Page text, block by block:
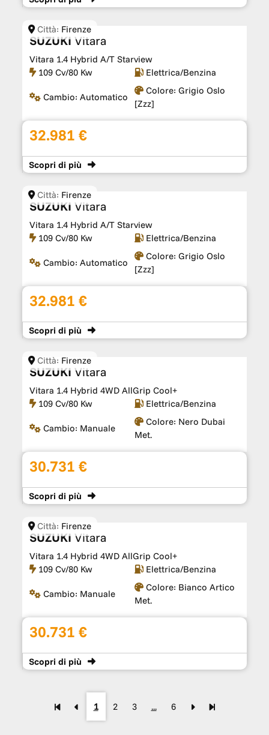
Città: Firenze
SUZUKI Vitara
Vitara 1.4 Hybrid A/T Starview
109 Cv/80 Kw
Elettrica/Benzina
Cambio: Automatico
Colore: Grigio Oslo
[zzz]
32.981 €
Scopri di più
Città: Firenze
SUZUKI Vitara
Vitara 1.4 Hybrid A/T Starview
109 Cv/80 Kw
Elettrica/Benzina
Cambio: Automatico
Colore: Grigio Oslo
[zzz]
32.981 €
Scopri di più
Città: Firenze
SUZUKI Vitara
Vitara 1.4 Hybrid 4WD AllGrip Cool+
109 Cv/80 Kw
Elettrica/Benzina
Cambio: Manuale
Colore: Nero Dubai
Met.
30.731 €
Scopri di più
Città: Firenze
SUZUKI Vitara
Vitara 1.4 Hybrid 4WD AllGrip Cool+
109 Cv/80 Kw
Elettrica/Benzina
Cambio: Manuale
Colore: Bianco Artico
Met.
30.731 €
Scopri di più
1 2 3 ... 6
RICHIEDI UNA VETTURA